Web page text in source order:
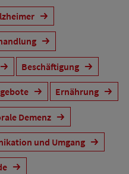
Beschäftigung
Ernährung
Demenz
und Umgang